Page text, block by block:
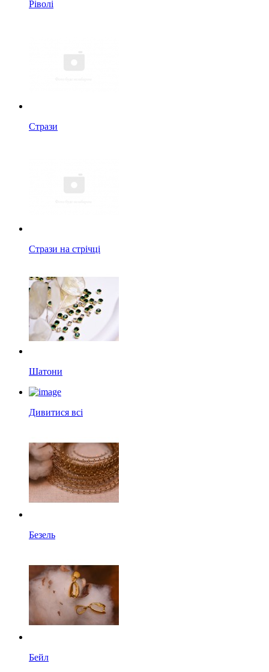
Ріволі
Стрази
Стрази на стрічці
Шатони
Дивитися всі
Безель
Бейл